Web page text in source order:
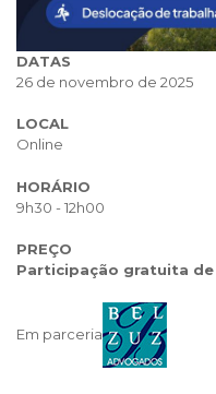
DATAS
26 de novembro de 2025
LOCAL
Online
HORÁRIO
9h30 - 12h00
PREÇO
Participação gratuita
Em parceria